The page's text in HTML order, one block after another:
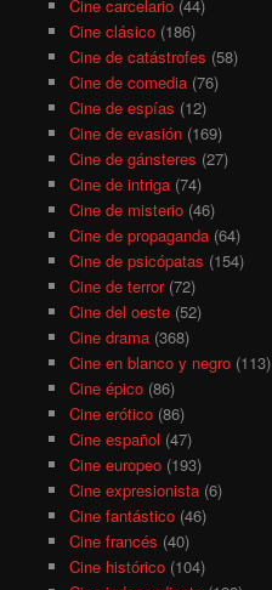
Cine carcelario(44)
Cine clásico(186)
Cine de catástrofes (58)
Cine de comedia(76)
Cine de espías (12)
Cine de evasión(169)
Cine de gánsteres (27)
Cine de intriga(74)
Cine de misterio(46)
Cine de propaganda(64)
Cine de psicópatas (154)
Cine de terror(72)
Cine del oeste(52)
Cine drama(368)
Cine en blanco y negro(113)
Cine épico(86)
Cine erótico(86)
Cine español (47)
Cine europeo(193)
Cine expresionista(6)
Cine fantástico(46)
Cine francés (40)
Cine histórico(104)